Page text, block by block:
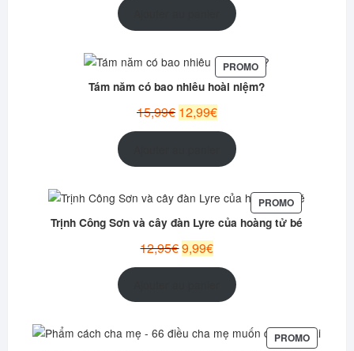
actuel
est :
PROMOPRODUIT
EN
PROMOTION
Tám năm có bao nhiêu hoài niệm?
15,99€ Le
prix
12,99€Le
prix
actuel
est :
PROMOPRODUIT
EN
PROMOTION
Trịnh Công Sơn và cây đàn Lyre của hoàng tử bé
12,95€Le
9,99€Le
actuel
est :
PROMOPRODUIT